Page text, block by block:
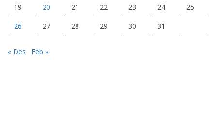
19 20 21 22 23 24 25
26 27 28 29 30 31
« Des Feb »